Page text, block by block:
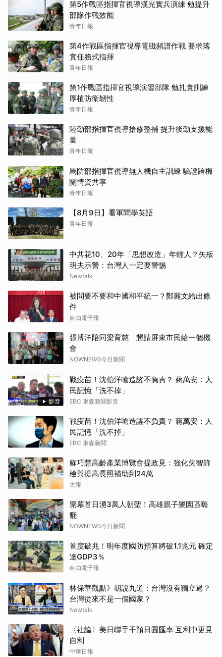
第5作戰區指揮官視導漢光實兵演練 勉提升
部隊作戰效能
青年日報
第4作戰區指揮官視導電磁頻譜作戰 要求落
實任務式指揮
青年日報
第1作戰區指揮官視導演習部隊 勉扎實訓練
厚植防衛韌性
青年日報
陸勤部指揮官視導搶修整補 提升後勤支援能
量
青年日報
馬防部指揮官視導無人機自主訓練 驗證跨機
關情資共享
青年日報
【8月9日】看軍聞學英語
青年日報
中共花10、20年「思想改造」年輕人？矢板
明夫示警：台灣人一定要警惕
Newtalk
被問要不要和中國和平統一？鄭麗文給出條
件
自由電子報
張博洋陪同梁育慈 懇請屏東市民給一個機
會
NOWNEWS今日新聞
影音
戰疫苗！沈伯洋嗆造謠不負責？ 蔣萬安：人
民記憶「洗不掉」
EBC 東森新聞影音
戰疫苗！沈伯洋嗆造謠不負責？ 蔣萬安：人
民記憶「洗不掉」
EBC 東森新聞
蘇巧慧高齡產業博覽會提政見：強化失智篩
檢與提高長照補助到24萬
太報
開幕首日湧3萬人朝聖！高雄親子樂園區嗨
翻
NOWNEWS今日新聞
首度破兆！明年度國防預算將破1.1兆元 確定
達GDP3％
自由電子報
林保華觀點》胡說九道：台灣沒有獨立過？
台灣從來不是一個國家？
Newtalk
〈社論〉美日聯手干預日圓匯率 互利中更見
自利
中華日報